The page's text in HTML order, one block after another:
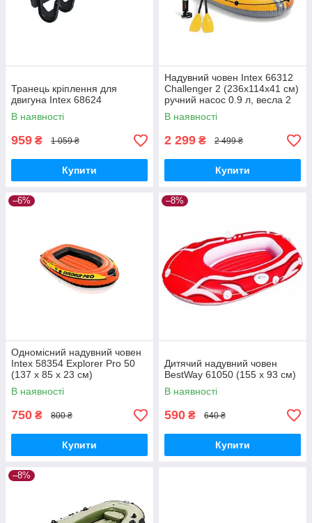
Транець кріплення для
двигуна Intex 68624
В наявності
959 ₴ 1 059 ₴
Купити
Надувний човен Intex 66312
Challenger 2 (236х114х41 см)
ручний насос 0.9 л, весла 2
шт.
В наявності
2 299 ₴ 2 499 ₴
Купити
–6%
Одномісний надувний човен
Intex 58354 Explorer Pro 50
(137 х 85 х 23 см)
В наявності
750 ₴ 800 ₴
Купити
–8%
Дитячий надувний човен
BestWay 61050 (155 х 93 см)
В наявності
590 ₴ 640 ₴
Купити
–8%